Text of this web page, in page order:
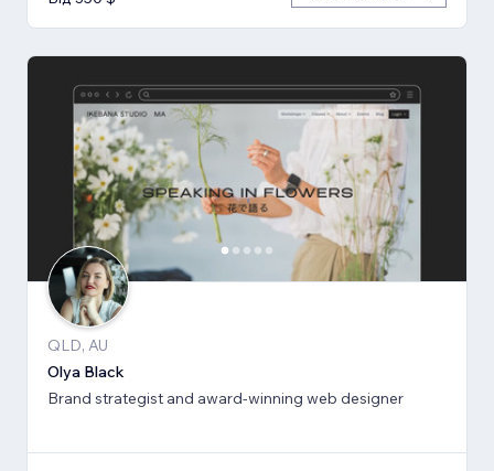
QLD, AU
Olya Black
Brand strategist and award-winning web designer